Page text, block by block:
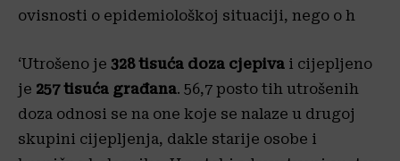
ovisnosti o epidemiološkoj situaciji, nego o h
‘Utrošeno je 328 tisuća doza cjepiva i cijepljeno
je 257 tisuća građana. 56,7 posto tih utrošenih
doza odnosi se na one koje se nalaze u drugoj
skupini cijepljenja, dakle starije osobe i